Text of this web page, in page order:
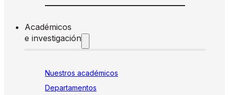
Académicos
e investigación
Nuestros académicos
Departamentos